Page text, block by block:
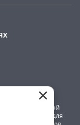
определяемой
Федерации. Для
×